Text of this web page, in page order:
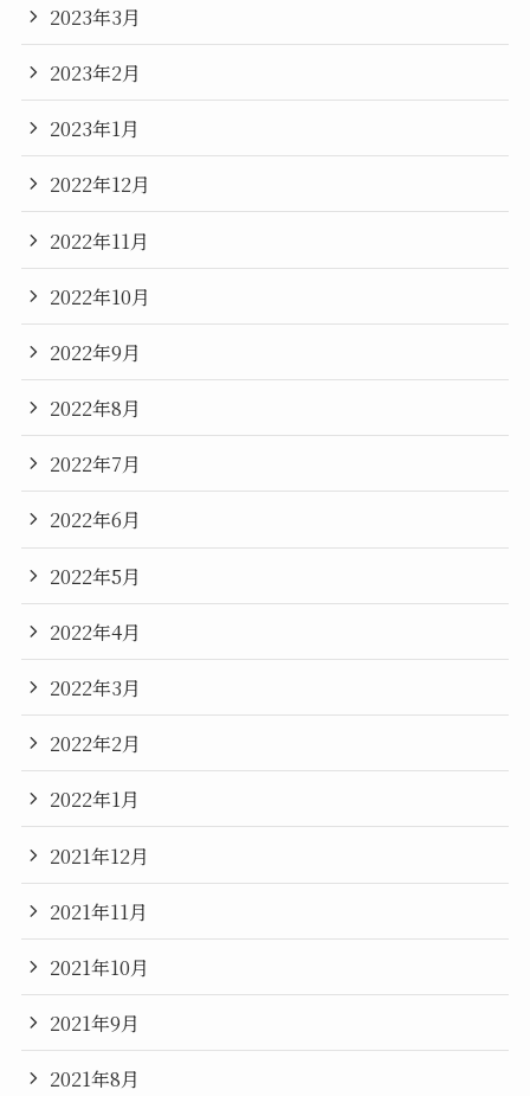
2023年3月
2023年2月
2023年1月
2022年12月
2022年11月
2022年10月
2022年9月
2022年8月
2022年7月
2022年6月
2022年5月
2022年4月
2022年3月
2022年2月
2022年1月
2021年12月
2021年11月
2021年10月
2021年9月
2021年8月